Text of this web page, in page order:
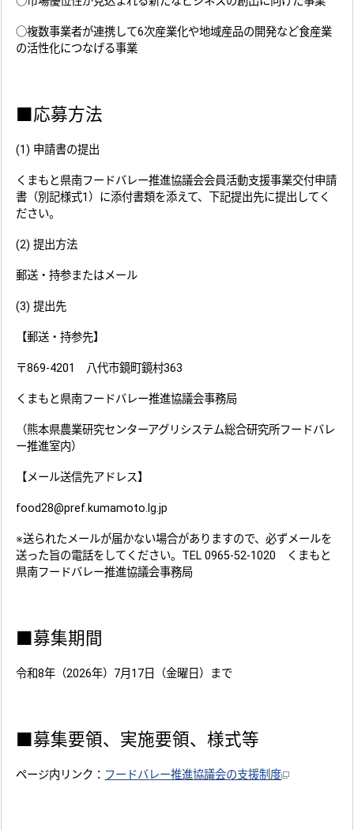
○複数事業者が連携して6次産業化や地域産品の開発など食産業
の活性化につなげる事業
■応募方法
(1) 申請書の提出
くまもと県南フードバレー推進協議会会員活動支援事業交付申請
書（別記様式1）に添付書類を添えて、下記提出先に提出してく
ださい。
(2) 提出方法
郵送・持参またはメール
(3) 提出先
【郵送・持参先】
〒869-4201 八代市鏡町鏡村363
くまもと県南フードバレー推進協議会事務局
（熊本県農業研究センターアグリシステム総合研究所フードバレ
ー推進室内）
【メール送信先アドレス】
food28@pref.kumamoto.lg.jp
※送られたメールが届かない場合がありますので、必ずメールを
送った旨の電話をしてください。TEL 0965-52-1020 くまもと
県南フードバレー推進協議会事務局
■募集期間
令和8年（2026年）7月17日（金曜日）まで
■募集要領、実施要領、様式等
ページ内リンク： フードバレー推進協議会の支援制度